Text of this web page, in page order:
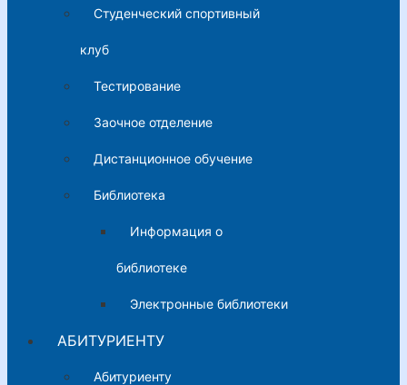
Студенческий спортивный
клуб
Тестирование
Заочное отделение
Дистанционное обучение
Библиотека
Информация о
библиотеке
Электронные библиотеки
АБИТУРИЕНТУ
Абитуриенту